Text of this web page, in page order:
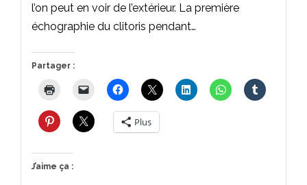
l’on peut en voir de l’extérieur. La première
échographie du clitoris pendant…
Partager :
Plus
J’aime ça :